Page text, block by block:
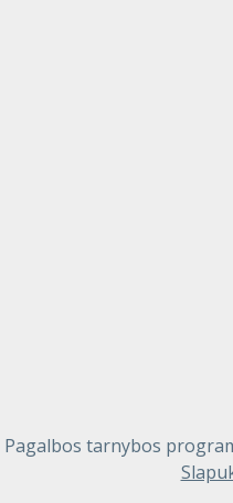
Pagalbos tarnybos